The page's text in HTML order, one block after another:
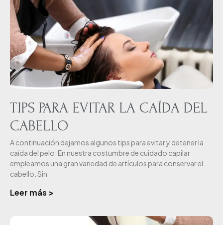
TIPS PARA EVITAR LA CAÍDA DEL
CABELLO
A continuación dejamos algunos tips para evitar y detener la
caída del pelo. En nuestra costumbre de cuidado capilar
empleamos una gran variedad de artículos para conservar el
cabello. Sin
Leer más >